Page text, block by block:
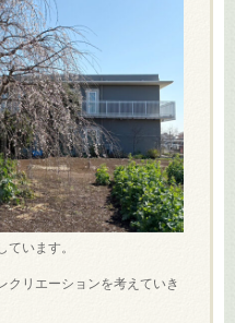
ています。
クリエーションを考えていき